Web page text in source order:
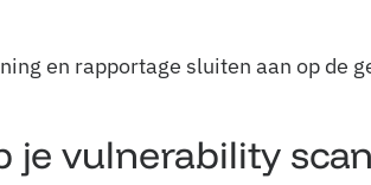
en rapportage sluiten aan op de
je vulnerability